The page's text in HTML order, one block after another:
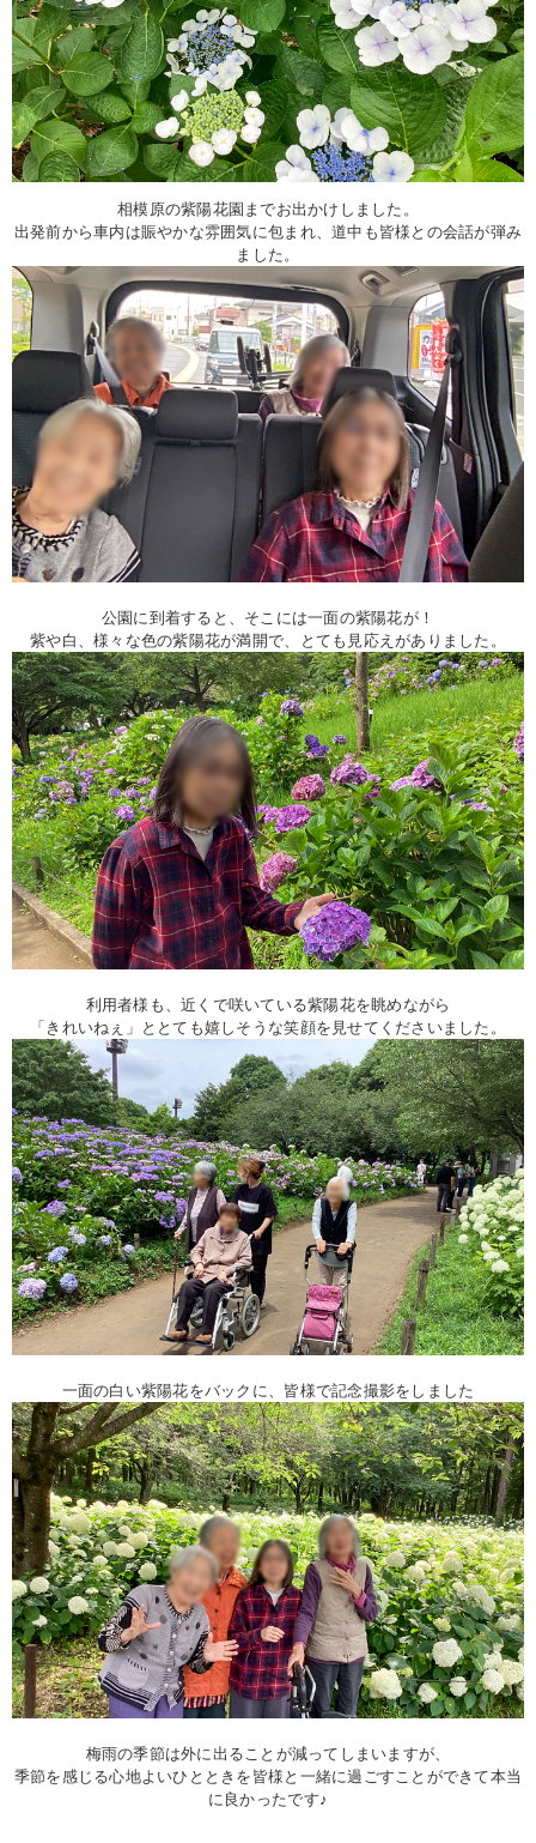
相模原の紫陽花園までお出かけしました。
出発前から車内は賑やかな雰囲気に包まれ、道中も皆様との会話が弾み
ました。
公園に到着すると、そこには一面の紫陽花が！
紫や白、様々な色の紫陽花が満開で、とても見応えがありました。
利用者様も、近くで咲いている紫陽花を眺めながら
「きれいねぇ」ととても嬉しそうな笑顔を見せてくださいました。
一面の白い紫陽花をバックに、皆様で記念撮影をしました
梅雨の季節は外に出ることが減ってしまいますが、
季節を感じる心地よいひとときを皆様と一緒に過ごすことができて本当
に良かったです♪